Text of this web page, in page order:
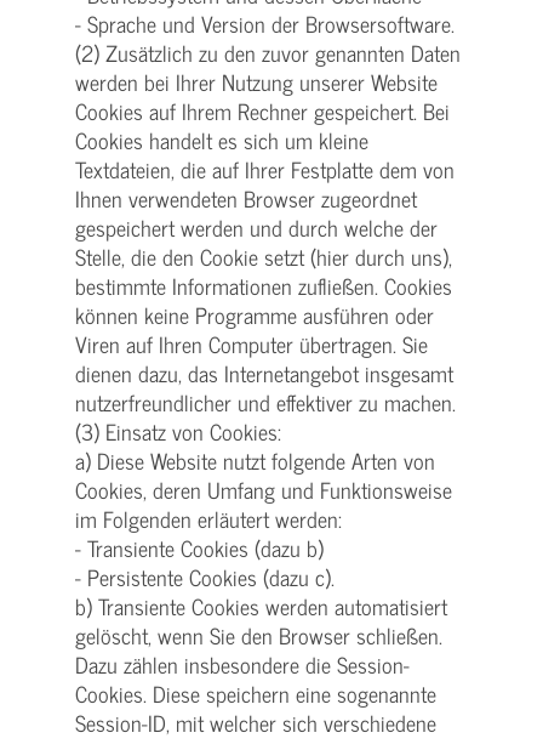
- Sprache und Version der Browsersoftware.
(2) Zusätzlich zu den zuvor genannten Daten
werden bei Ihrer Nutzung unserer Website
Cookies auf Ihrem Rechner gespeichert. Bei
Cookies handelt es sich um kleine
Textdateien, die auf Ihrer Festplatte dem von
Ihnen verwendeten Browser zugeordnet
gespeichert werden und durch welche der
Stelle, die den Cookie setzt (hier durch uns),
bestimmte Informationen zufließen. Cookies
können keine Programme ausführen oder
Viren auf Ihren Computer übertragen. Sie
dienen dazu, das Internetangebot insgesamt
nutzerfreundlicher und effektiver zu machen.
(3) Einsatz von Cookies:
a) Diese Website nutzt folgende Arten von
Cookies, deren Umfang und Funktionsweise
im Folgenden erläutert werden:
- Transiente Cookies (dazu b)
- Persistente Cookies (dazu c).
b) Transiente Cookies werden automatisiert
gelöscht, wenn Sie den Browser schließen.
Dazu zählen insbesondere die Session-
Cookies. Diese speichern eine sogenannte
Session-ID, mit welcher sich verschiedene